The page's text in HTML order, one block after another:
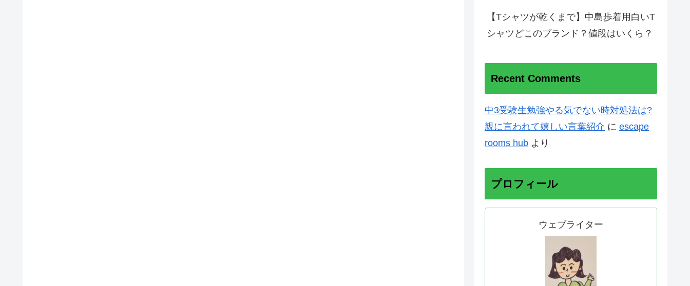
【Tシャツが乾くまで】中島歩着用白いT
シャツどこのブランド？値段はいくら？
Recent Comments
中3受験生勉強やる気でない時対処法は?
親に言われて嬉しい言葉紹介 に escape
rooms hub より
プロフィール
ウェブライター